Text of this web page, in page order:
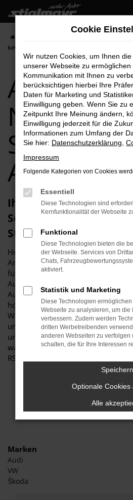
Zum
Hauptinhalt
springen
Schwabach Top-Angebote
Audi RS3
Angebote
Ihren Audi RS3
Schwabach erhalten
Stiglmayr
Herzlich willkommen bei Autohaus
Anlaufstelle für exzellente Audi RS3
für Schwabach und Umgebung!
Autohaus ist stolz darauf, Ihnen
Auswahl an Audi RS3 Neuwagen zu
höchste Standards in Sachen
Wir sind seit Jahren Ihr
um erstklassige Automobile geht.
unsere beeindruckende Audi RS3
warum Autohaus Stiglmayr die
RS3 Neuwagen Liebhaber ist.
Marken
Audi
VW
Škoda
Cookie
Wir nutzen Cookies, um Ihnen
unserer Webseite zu
Kommunikation mit Ihnen zu
berücksichtigen hierbei Ihre
Daten für Marketing und
Einwilligung geben. Wenn Sie zu
Zeitpunkt Ihre Meinung ändern,
Einwilligung jederzeit für die
Informationen zum Umfang der
Sie hier: Datenschutzerklärung
Impressum
Folgende Kategorien von Cookies
Essentiell
Diese Technologien sind
Kernfunktionalität der Webseite
Funktional
Diese Technologien bieten die
der Webseite. Services von
Chats,
aktiviert.
Statistik und Marketing
Diese Technologien
Webseite zu analysieren, um die
verbessern. Zudem werden
dritten Werbetreibenden
anderen Webseiten zu verfolgen
schalten, die für Ihre Interessen
Speichern
Optionale Cookies
Alle